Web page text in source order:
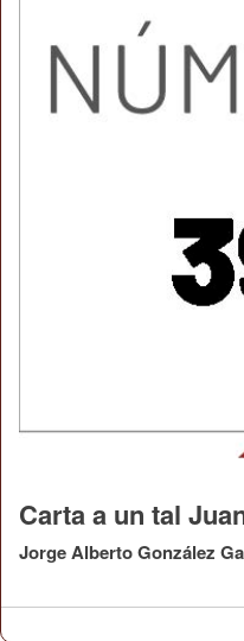
Carta a un tal
Jorge Alberto González